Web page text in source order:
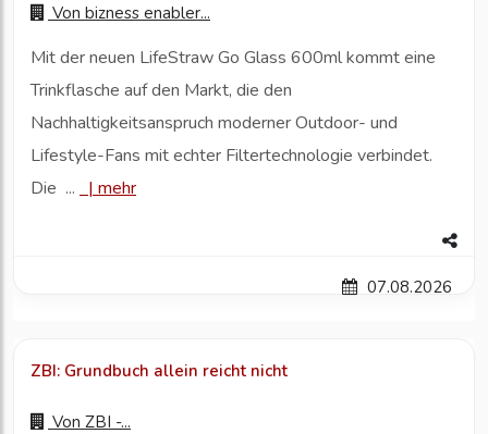
Von bizness enabler...
Mit der neuen LifeStraw Go Glass 600ml kommt eine
Trinkflasche auf den Markt, die den
Nachhaltigkeitsanspruch moderner Outdoor- und
Lifestyle-Fans mit echter Filtertechnologie verbindet.
Die ...
| mehr
07.08.2026
ZBI: Grundbuch allein reicht nicht
Von ZBI -...